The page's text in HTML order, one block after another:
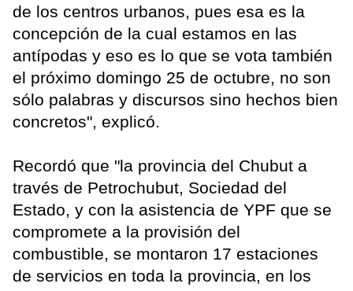
de los centros urbanos, pues esa es la
concepción de la cual estamos en las
antípodas y eso es lo que se vota también
el próximo domingo 25 de octubre, no son
sólo palabras y discursos sino hechos bien
concretos", explicó.
Recordó que "la provincia del Chubut a
través de Petrochubut, Sociedad del
Estado, y con la asistencia de YPF que se
compromete a la provisión del
combustible, se montaron 17 estaciones
de servicios en toda la provincia, en los